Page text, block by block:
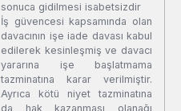
sonuca gidilmesi isabetsizdir
İş güvencesi kapsamında olan
davacının işe iade davası kabul
edilerek kesinleşmiş ve davacı
yararına işe başlatmama
tazminatına karar verilmiştir.
Ayrıca kötü niyet tazminatına
da hak kazanması olanağı